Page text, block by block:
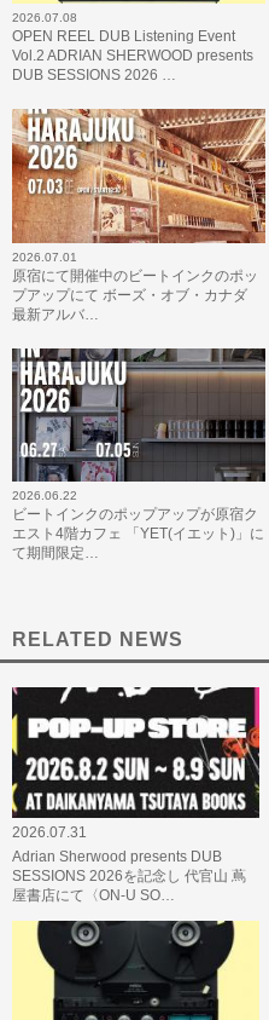
2026.07.08
OPEN REEL DUB Listening Event
Vol.2 ADRIAN SHERWOOD presents
DUB SESSIONS 2026 …
2026.07.01
原宿にて開催中のビートインクのポッ
プアップにて ボーズ・オブ・カナダ
最新アルバ…
2026.06.22
ビートインクのポップアップが原宿ク
エスト4階カフェ 「YET(イエット)」に
て期間限定…
RELATED NEWS
2026.07.31
Adrian Sherwood presents DUB
SESSIONS 2026を記念し 代官山 蔦
屋書店にて〈ON-U SO…